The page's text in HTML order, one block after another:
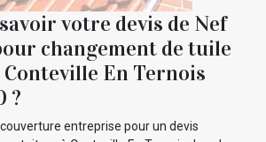
votre devis de Nef
changement de tuile
En Ternois
?
entreprise pour un devis